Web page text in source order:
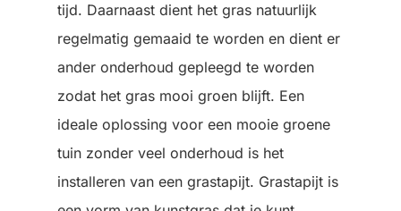
tijd. Daarnaast dient het gras natuurlijk
regelmatig gemaaid te worden en dient er
ander onderhoud gepleegd te worden
zodat het gras mooi groen blijft. Een
ideale oplossing voor een mooie groene
tuin zonder veel onderhoud is het
installeren van een grastapijt. Grastapijt is